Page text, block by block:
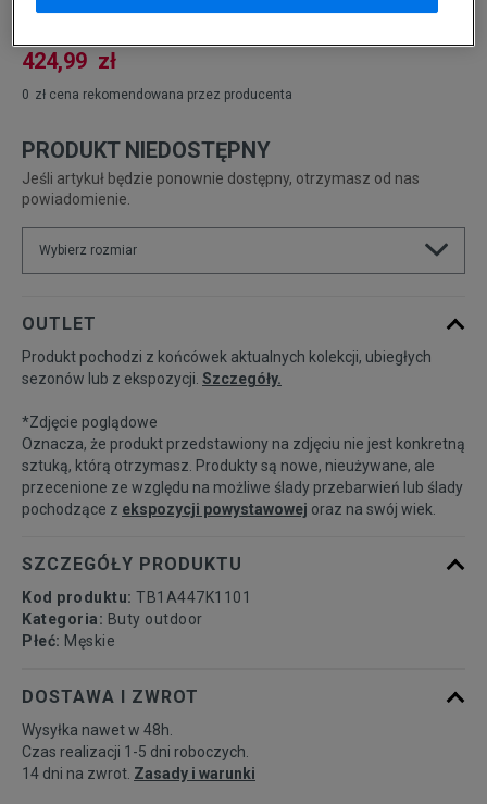
sezonów lub z ekspozycji.Szczegóły.
0 zł cena rekomendowana przez producenta
424,99 zł
PRODUKT NIEDOSTĘPNY
Jeśli artykuł będzie ponownie dostępny, otrzymasz od nas
powiadomienie.
Wybierz rozmiar
40 25 cm Powiadom o dostępności
41 25,5 cm
41,5 26 cm Powiadom o dostępności
43 27 cm
44 28 cm
OUTLET
Produkt pochodzi z końcówek aktualnych kolekcji, ubiegłych
sezonów lub z ekspozycji. Szczegóły.
*Zdjęcie poglądowe
Oznacza, że produkt przedstawiony na zdjęciu nie jest konkretną
sztuką, którą otrzymasz. Produkty są nowe, nieużywane, ale
przecenione ze względu na możliwe ślady przebarwień lub ślady
pochodzące z ekspozycji powystawowej oraz na swój wiek.
SZCZEGÓŁY PRODUKTU
Kod produktu: TB1A447K1101
Kategoria: Buty outdoor
Płeć: Męskie
DOSTAWA I ZWROT
Wysyłka nawet w 48h.
Czas realizacji 1-5 dni roboczych.
14 dni na zwrot. Zasady i warunki